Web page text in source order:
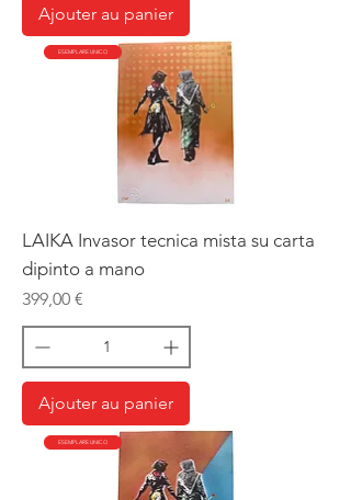
Ajouter au panier
ESEMPLARE UNICO
LAIKA Invasor tecnica mista su carta
dipinto a mano
Prix
399,00 €
Ajouter au panier
ESEMPLARE UNICO